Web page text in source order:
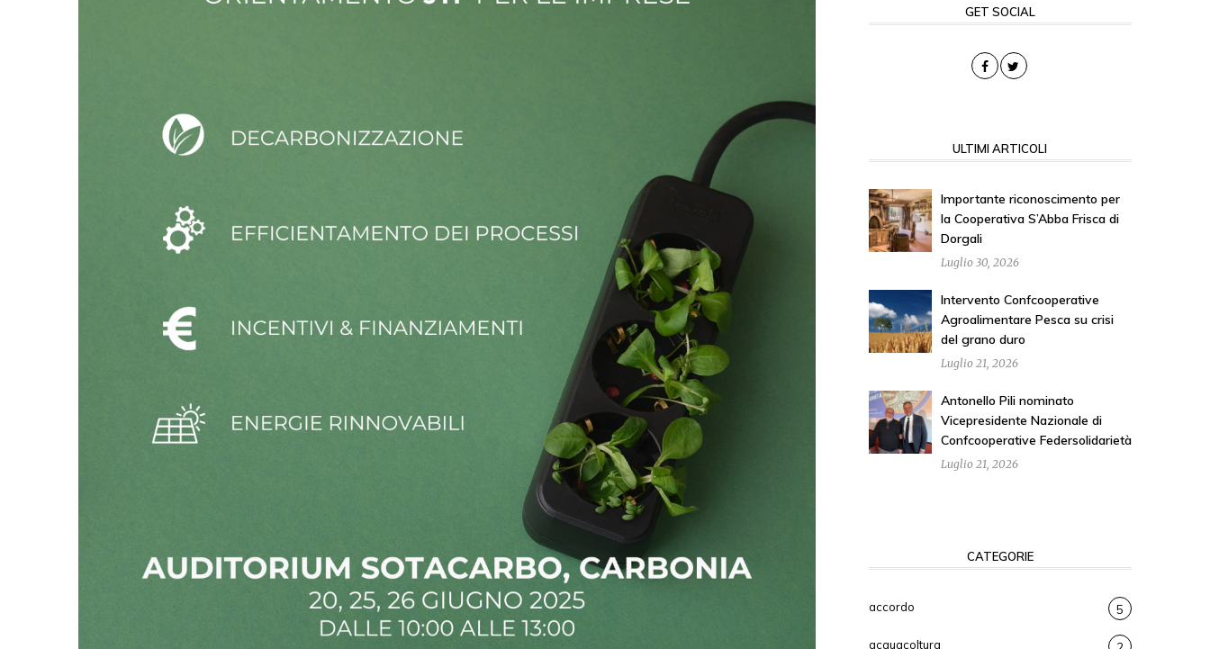
GET SOCIAL
ULTIMI ARTICOLI
Importante riconoscimento per
la Cooperativa S’Abba Frisca di
Dorgali
Luglio 30, 2026
Intervento Confcooperative
Agroalimentare Pesca su crisi
del grano duro
Luglio 21, 2026
Antonello Pili nominato
Vicepresidente Nazionale di
Confcooperative Federsolidarietà
Luglio 21, 2026
CATEGORIE
accordo 5
acquacoltura